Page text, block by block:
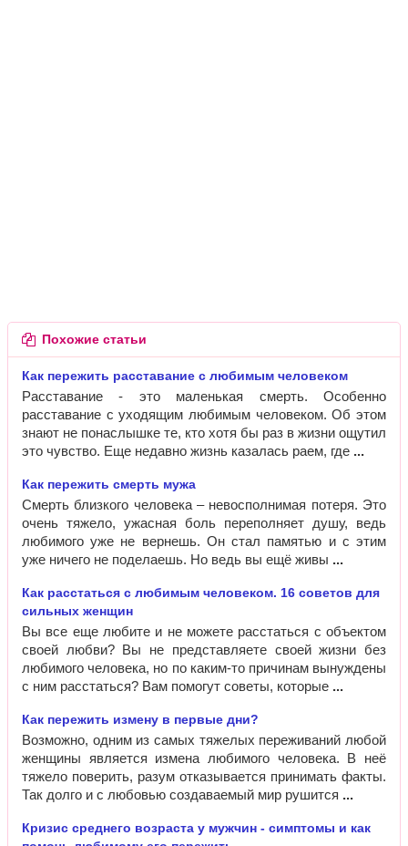
Похожие статьи
Как пережить расставание с любимым человеком
Расставание - это маленькая смерть. Особенно
расставание с уходящим любимым человеком. Об этом
знают не понаслышке те, кто хотя бы раз в жизни ощутил
это чувство. Еще недавно жизнь казалась раем, где
Как пережить смерть мужа
Смерть близкого человека – невосполнимая потеря. Это
очень тяжело, ужасная боль переполняет душу, ведь
любимого уже не вернешь. Он стал памятью и с этим
уже ничего не поделаешь. Но ведь вы ещё живы
Как расстаться с любимым человеком. 16 советов для
сильных женщин
Вы все еще любите и не можете расстаться с объектом
своей любви? Вы не представляете своей жизни без
любимого человека, но по каким-то причинам вынуждены
с ним расстаться? Вам помогут советы, которые
Как пережить измену в первые дни?
Возможно, одним из самых тяжелых переживаний любой
женщины является измена любимого человека. В неё
тяжело поверить, разум отказывается принимать факты.
Так долго и с любовью создаваемый мир рушится
Кризис среднего возраста у мужчин - симптомы и как